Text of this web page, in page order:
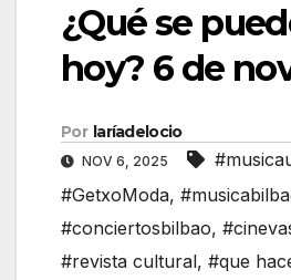
¿Qué se
hoy? 6 de
Por laríadelocio
NOV 6, 2025
#GetxoModa,
#conciertosbilbao,
#revista cultural, #que